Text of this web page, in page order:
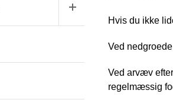
Hvis du ikke
Ved
Ved arvæv
regelmæssig